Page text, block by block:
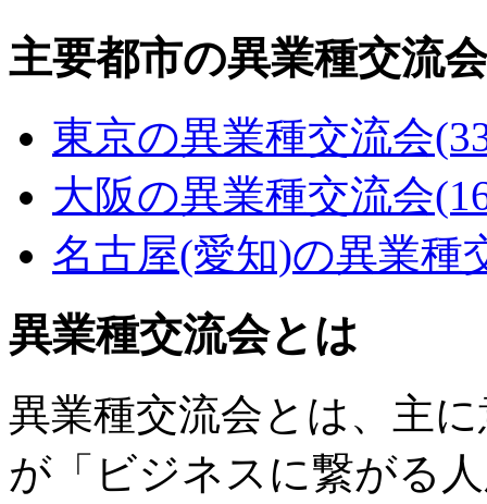
主要都市の異業種交流会
東京の異業種交流会
大阪の異業種交流会
名古屋(愛知)の異業種
異業種交流会とは
異業種交流会とは、主
が「ビジネスに繋がる